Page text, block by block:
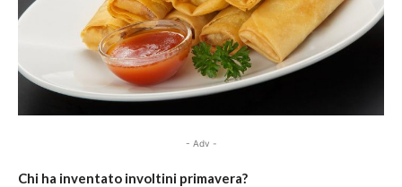
- Adv -
Chi ha inventato involtini primavera?